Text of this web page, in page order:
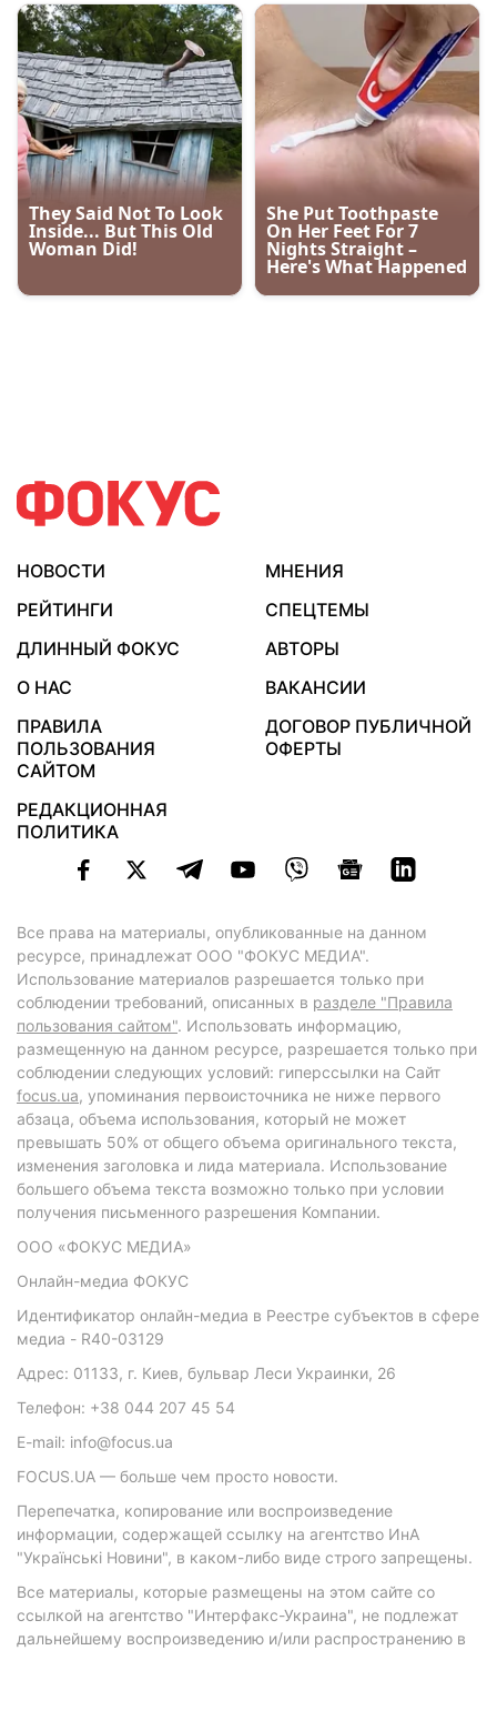
НОВОСТИ
МНЕНИЯ
РЕЙТИНГИ
СПЕЦТЕМЫ
ДЛИННЫЙ ФОКУС
АВТОРЫ
О НАС
ВАКАНСИИ
ПРАВИЛА
ПОЛЬЗОВАНИЯ
САЙТОМ
ДОГОВОР ПУБЛИЧНОЙ
ОФЕРТЫ
РЕДАКЦИОННАЯ
ПОЛИТИКА
Все права на материалы, опубликованные на данном
ресурсе, принадлежат ООО "ФОКУС МЕДИА".
Использование материалов разрешается только при
соблюдении требований, описанных в разделе "Правила
пользования сайтом". Использовать информацию,
размещенную на данном ресурсе, разрешается только при
соблюдении следующих условий: гиперссылки на Сайт
focus.ua, упоминания первоисточника не ниже первого
абзаца, объема использования, который не может
превышать 50% от общего объема оригинального текста,
изменения заголовка и лида материала. Использование
большего объема текста возможно только при условии
получения письменного разрешения Компании.
ООО «ФОКУС МЕДИА»
Онлайн-медиа ФОКУС
Идентификатор онлайн-медиа в Реестре субъектов в сфере
медиа - R40-03129
Адрес: 01133, г. Киев, бульвар Леси Украинки, 26
Телефон: +38 044 207 45 54
E-mail: info@focus.ua
FOCUS.UA — больше чем просто новости.
Перепечатка, копирование или воспроизведение
информации, содержащей ссылку на агентство ИнА
"Українські Новини", в каком-либо виде строго запрещены.
Все материалы, которые размещены на этом сайте со
ссылкой на агентство "Интерфакс-Украина", не подлежат
дальнейшему воспроизведению и/или распространению в